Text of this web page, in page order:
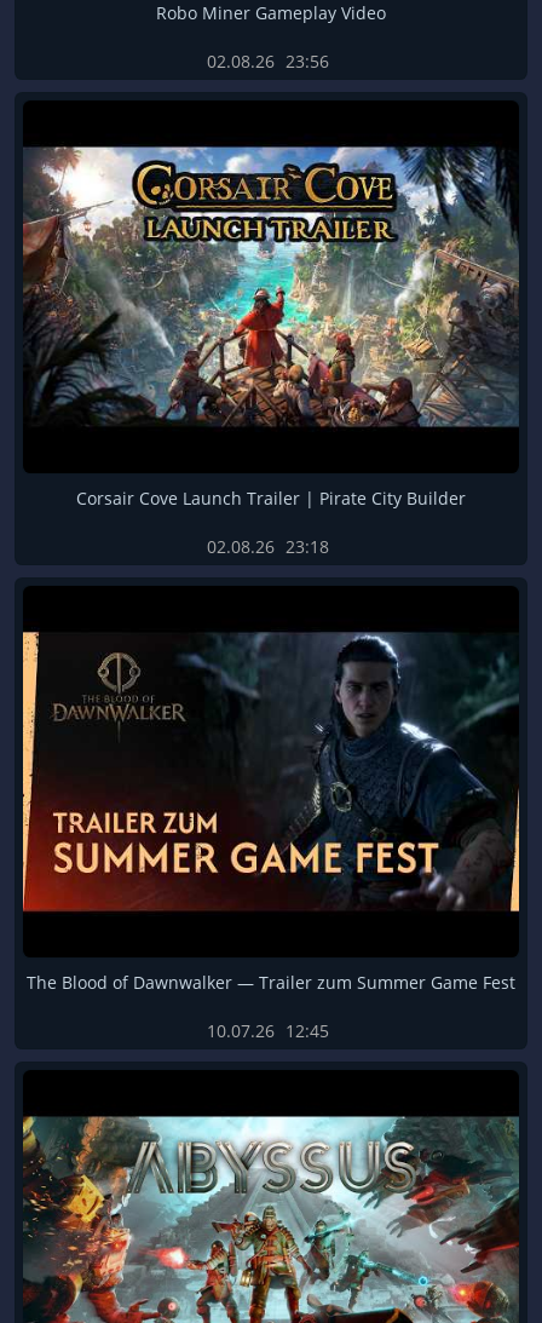
Robo Miner Gameplay Video
02.08.26 23:56
Corsair Cove Launch Trailer | Pirate City Builder
02.08.26 23:18
The Blood of Dawnwalker — Trailer zum Summer Game Fest
10.07.26 12:45